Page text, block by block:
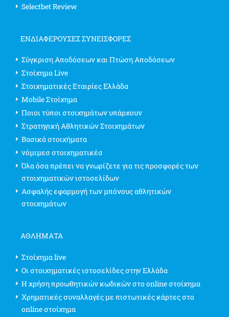
Selectbet Review
ΕΝΔΙΑΦΈΡΟΥΣΕΣ ΣΥΝΕΙΣΦΟΡΈΣ
Σύγκριση Αποδόσεων και Πτώση Αποδόσεων
Στοίχημα Live
Στοιχηματικές Εταιρίες Ελλάδα
Mobile Στοίχημα
Ποιοι τύποι στοιχημάτων υπάρχουν
Στρατηγική Αθλητικών Στοιχημάτων
Βασικά στοιχήματα
νόμιμεσ στοιχηματικέσ
Όλα όσα πρέπει να γνωρίζετε για τις προσφορές των
στοιχηματικών ιστοσελίδων
Ασφαλής εφαρμογή των μπόνους αθλητικών
στοιχημάτων
ΑΘΛΗΜΑΤΑ
Στοίχημα live
Οι στοιχηματικές ιστοσελίδες στην Ελλάδα
Η χρήση προωθητικών κωδικών στο online στοίχημα
Χρηματικές συναλλαγές με πιστωτικές κάρτες στο
online στοίχημα